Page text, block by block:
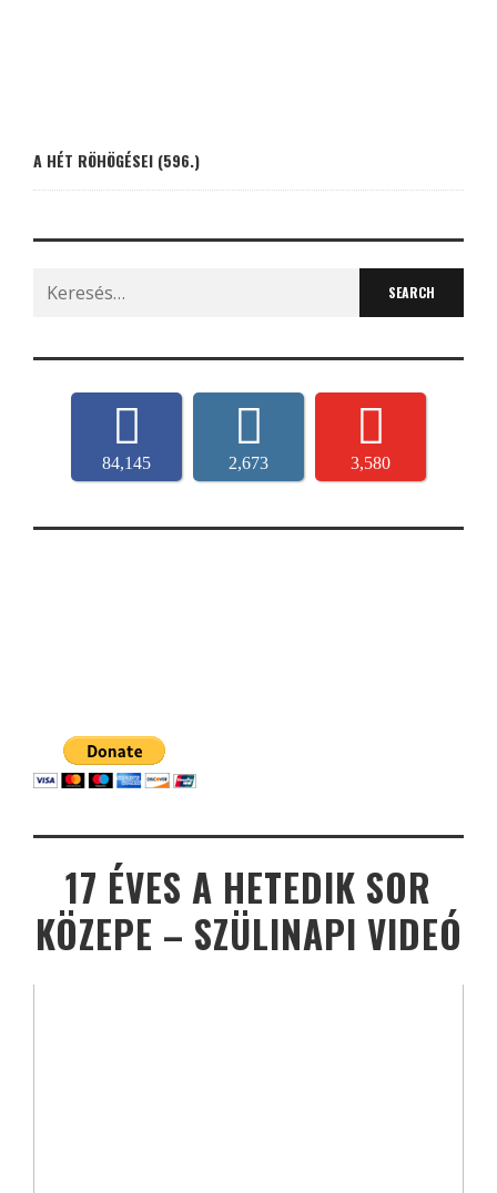
A HÉT RÖHÖGÉSEI (596.)
Search
for:
84,145 2,673 3,580
17 ÉVES A HETEDIK SOR
KÖZEPE – SZÜLINAPI VIDEÓ